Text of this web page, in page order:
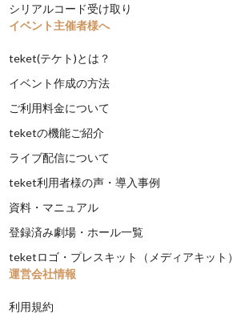
シリアルコード受け取り
イベント主催者様へ
teket(テケト)とは？
イベント作成の方法
ご利用料金について
teketの機能ご紹介
ライブ配信について
teket利用者様の声・導入事例
資料・マニュアル
登録済み劇場・ホール一覧
teketロゴ・プレスキット（メディアキット）
運営会社情報
利用規約